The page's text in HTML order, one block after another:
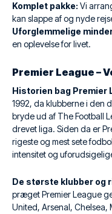
Komplet pakke: Vi
kan slappe af og nyde
Uforglemmelige
en oplevelse for livet.
Premier League –
Historien bag Premier
1992, da klubberne i den
bryde ud af The Football
drevet liga. Siden da er
rigeste og mest sete
intensitet og
De største klubber og
præget Premier League
United, Arsenal,